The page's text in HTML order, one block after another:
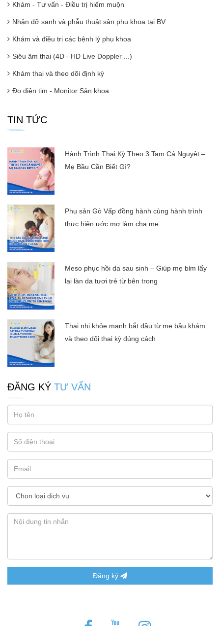
Khám - Tư vấn - Điều trị hiếm muộn
Nhận đỡ sanh và phẫu thuật sản phụ khoa tại BV
Khám và điều trị các bệnh lý phụ khoa
Siêu âm thai (4D - HD Live Doppler ...)
Khám thai và theo dõi định kỳ
Đo điện tim - Monitor Sản khoa
TIN TỨC
Hành Trình Thai Kỳ Theo 3 Tam Cá Nguyệt –
Mẹ Bầu Cần Biết Gì?
Phụ sản Gò Vấp đồng hành cùng hành trình
thực hiện ước mơ làm cha mẹ
Meso phục hồi da sau sinh – Giúp mẹ bỉm lấy
lại làn da tươi trẻ từ bên trong
Thai nhi khỏe mạnh bắt đầu từ mẹ bầu khám
và theo dõi thai kỳ đúng cách
ĐĂNG KÝ TƯ VẤN
Đăng ký